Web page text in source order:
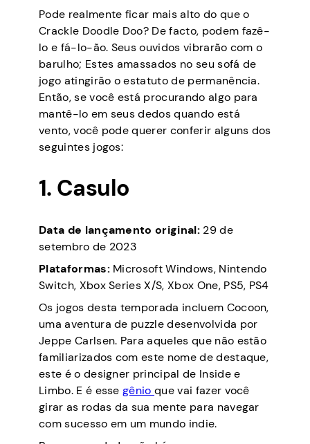
Pode realmente ficar mais alto do que o
Crackle Doodle Doo? De facto, podem fazê-
lo e fá-lo-ão. Seus ouvidos vibrarão com o
barulho; Estes amassados no seu sofá de
jogo atingirão o estatuto de permanência.
Então, se você está procurando algo para
mantê-lo em seus dedos quando está
vento, você pode querer conferir alguns dos
seguintes jogos:
1. Casulo
Data de lançamento original:29 de
setembro de 2023
Plataformas:Microsoft Windows, Nintendo
Switch, Xbox Series X/S, Xbox One, PS5, PS4
Os jogos desta temporada incluem Cocoon,
uma aventura de puzzle desenvolvida por
Jeppe Carlsen. Para aqueles que não estão
familiarizados com este nome de destaque,
este é o designer principal de Inside e
Limbo. E é essegênioque vai fazer você
girar as rodas da sua mente para navegar
com sucesso em um mundo indie.